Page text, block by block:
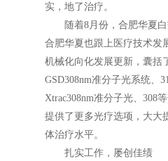
实，地了治疗。
随着8月份，合肥华夏白
合肥华夏也跟上医疗技术发
机械化向化发展更新，囊括
GSD308nm准分子光系统、
Xtrac308nm准分子光、308
提供了更多光疗选项，大大
体治疗水平。
扎实工作，屡创佳绩